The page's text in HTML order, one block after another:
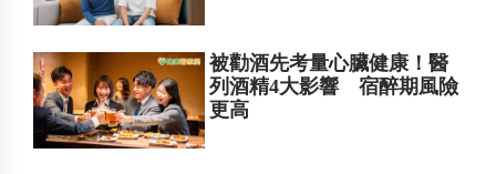
被勸酒先考量心臟健康！醫
列酒精4大影響 宿醉期風險
更高